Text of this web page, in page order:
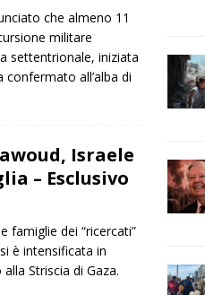
che almeno 11
militare
settentrionale, iniziata
confermato all’alba di
Israele
– Esclusivo
famiglie dei “ricercati”
è intensificata in
Striscia di Gaza.